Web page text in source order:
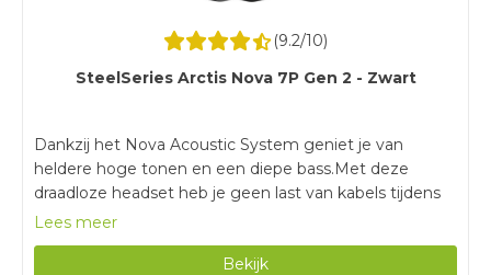
(9.2/10)
SteelSeries Arctis Nova 7P Gen 2 - Zwart
Dankzij het Nova Acoustic System geniet je van
heldere hoge tonen en een diepe bass.Met deze
draadloze headset heb je geen last van kabels tijdens
het gamen.Door de batterijduur van 50 uur game je
van 324 gram is deze gaming headset zwaarder dan
Lees meer
Bekijk